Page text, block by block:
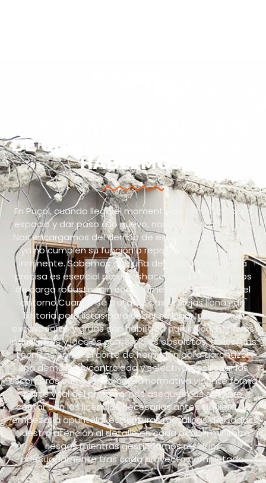
DE UN EDIFICIO EN PUÇOL?
HABLEMOS.
En Puçol, cuando llega el momento de transformar un
espacio y dar paso a lo nuevo, nosotros estamos ahí.
Nos encargamos del derribo de edificios antiguos que
ya no cumplen su función o representan un peligro
inminente. Sabemos que una demolición mecánica
precisa es esencial para deshacernos de esos muros
de carga robustos sin comprometer la seguridad del
entorno.Cuando se trata de casas viejas llenas de
historia pero listas para ceder su lugar, utilizamos
excavadoras y grúas con habilidad quirúrgica. En naves
industriales y locales comerciales obsoletos, aplicamos
técnicas como el corte de hormigón para garantizar
una demolición controlada y selectiva.Gestionar los
escombros cumpliendo con la normativa vigente forma
parte vital del proceso: nos aseguramos siempre
contar con las licencias necesarias antes siquiera de
empezar a apuntalar estructuras metálicas delicadas.
Nuestra atención al detalle en cada acción minimiza
riesgos mientras gestionamos residuos
adecuadamente tras cada proyecto completado.